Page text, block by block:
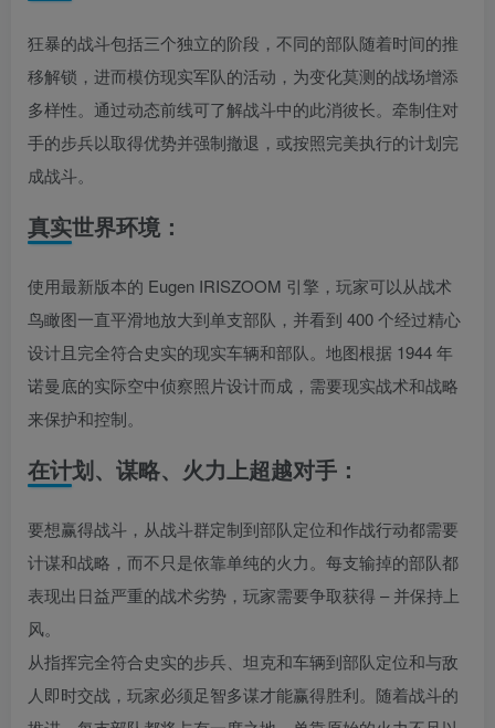
狂暴的战斗包括三个独立的阶段，不同的部队随着时间的推
移解锁，进而模仿现实军队的活动，为变化莫测的战场增添
多样性。通过动态前线可了解战斗中的此消彼长。牵制住对
手的步兵以取得优势并强制撤退，或按照完美执行的计划完
成战斗。
真实世界环境：
使用最新版本的 Eugen IRISZOOM 引擎，玩家可以从战术
鸟瞰图一直平滑地放大到单支部队，并看到 400 个经过精心
设计且完全符合史实的现实车辆和部队。地图根据 1944 年
诺曼底的实际空中侦察照片设计而成，需要现实战术和战略
来保护和控制。
在计划、谋略、火力上超越对手：
要想赢得战斗，从战斗群定制到部队定位和作战行动都需要
计谋和战略，而不只是依靠单纯的火力。每支输掉的部队都
表现出日益严重的战术劣势，玩家需要争取获得 – 并保持上
风。
从指挥完全符合史实的步兵、坦克和车辆到部队定位和与敌
人即时交战，玩家必须足智多谋才能赢得胜利。随着战斗的